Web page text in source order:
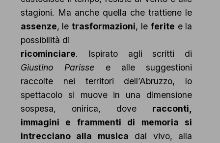
stagioni. Ma anche quella che trattiene le
assenze, letrasformazioni, le ferite e la
possibilità di
ricominciare. Ispirato agli scritti di
Giustino Parisse e alle suggestioni
raccolte nei territori dell’Abruzzo, lo
spettacolo si muove in una dimensione
sospesa, onirica, dove racconti,
immagini e frammenti di memoria si
intrecciano alla musica dal vivo, alla